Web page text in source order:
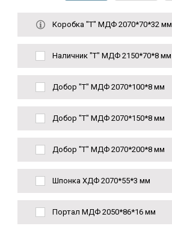
Коробка "Т" МДФ 2070*70*32 мм
Наличник "Т" МДФ 2150*70*8 мм
Добор "Т" МДФ 2070*100*8 мм
Добор "Т" МДФ 2070*150*8 мм
Добор "Т" МДФ 2070*200*8 мм
Шпонка ХДФ 2070*55*3 мм
Портал МДФ 2050*86*16 мм